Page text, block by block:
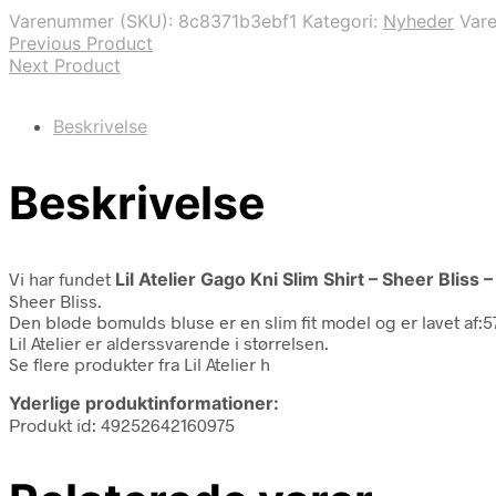
159,95 kr..63,98 kr..
Varenummer (SKU): 8c8371b3ebf1 Kategori: Nyheder
Previous Product
Next Product
Beskrivelse
Beskrivelse
Vi har fundet Lil Atelier Gago Kni Slim Shirt – Sheer Bliss –
Sheer Bliss.
Den bløde bomulds bluse er en slim fit model og er lavet
Lil Atelier er alderssvarende i størrelsen.
Se flere produkter fra Lil Atelier h
Yderlige produktinformationer:
Produkt id: 49252642160975